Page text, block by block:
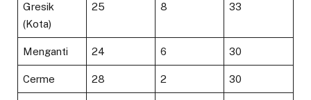
Gresik
(Kota)
25 8 33
Menganti 24 6 30
Cerme 28 2 30